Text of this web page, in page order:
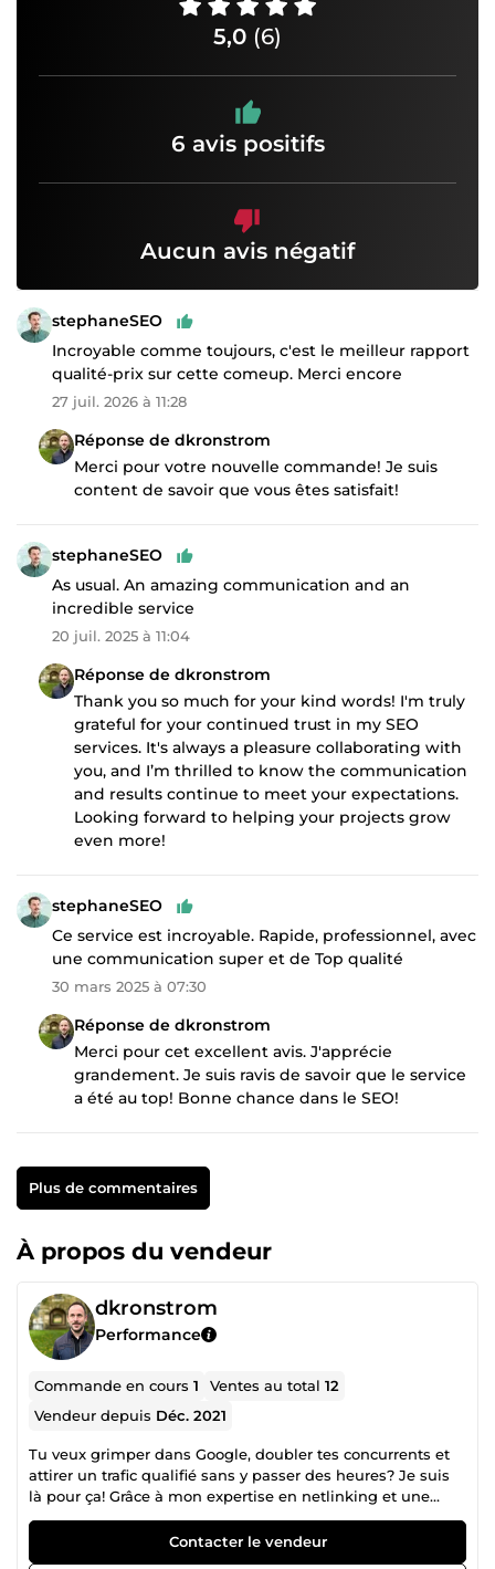
5,0 (6)
6 avis positifs
Aucun avis négatif
stephaneSEO
Incroyable comme toujours, c'est le meilleur rapport
qualité-prix sur cette comeup. Merci encore
27 juil. 2026 à 11:28
Réponse de dkronstrom
Merci pour votre nouvelle commande! Je suis
content de savoir que vous êtes satisfait!
stephaneSEO
As usual. An amazing communication and an
incredible service
20 juil. 2025 à 11:04
Réponse de dkronstrom
Thank you so much for your kind words! I'm truly
grateful for your continued trust in my SEO
services. It's always a pleasure collaborating with
you, and I’m thrilled to know the communication
and results continue to meet your expectations.
Looking forward to helping your projects grow
even more!
stephaneSEO
Ce service est incroyable. Rapide, professionnel, avec
une communication super et de Top qualité
30 mars 2025 à 07:30
Réponse de dkronstrom
Merci pour cet excellent avis. J'apprécie
grandement. Je suis ravis de savoir que le service
a été au top! Bonne chance dans le SEO!
Plus de commentaires
À propos du vendeur
dkronstrom
Performance
Commande en cours1 Ventes au total12
Vendeur depuis Déc. 2021
Tu veux grimper dans Google, doubler tes concurrents et
attirer un trafic qualifié sans y passer des heures? Je suis
là pour ça! Grâce à mon expertise en netlinking et une
sélection rigoureuse de sites à forte autorité, je t’aide à
obtenir des backlinks SEO puissants, 100 % pertinents
pour ta niche. ✅ Des liens naturels et efficaces pour
Contacter le vendeur